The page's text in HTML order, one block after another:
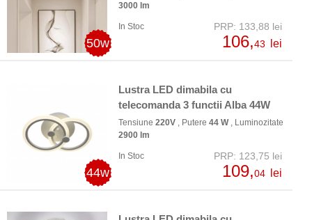
50w
3000 lm
In Stoc PRP: 133,88 lei
106,43 lei
44w
Lustra LED dimabila cu
telecomanda 3 functii Alba 44W
Tensiune 220V , Putere 44 W, Luminozitate
2900 lm
In Stoc PRP: 123,75 lei
109,04 lei